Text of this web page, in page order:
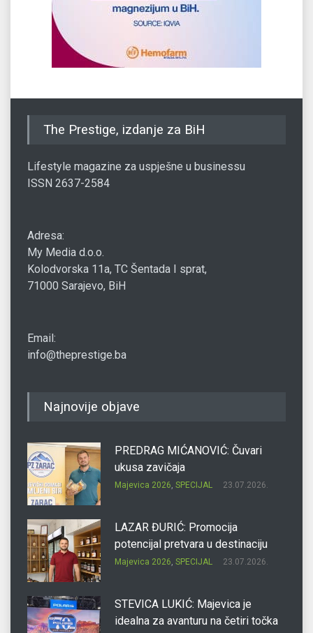
The Prestige, izdanje za BiH
Lifestyle magazine za uspješne u businessu
ISSN 2637-2584
Adresa:
My Media d.o.o.
Kolodvorska 11a, TC Šentada I sprat,
71000 Sarajevo, BiH
Email:
info@theprestige.ba
Najnovije objave
PREDRAG MIĆANOVIĆ: Čuvari
ukusa zavičaja
Majevica 2026, SPECIJAL 23.07.2026.
LAZAR ĐURIĆ: Promocija
potencijal pretvara u destinaciju
Majevica 2026, SPECIJAL 23.07.2026.
STEVICA LUKIĆ: Majevica je
idealna za avanturu na četiri točka